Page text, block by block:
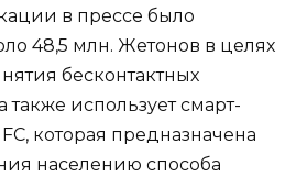
в прессе было
48,5 млн. Жетонов в целях
бесконтактных
также использует смарт-
которая предназначена
населению способа